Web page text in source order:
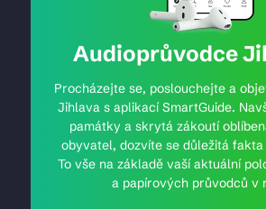
Audioprůvodce
Procházejte se, poslouchejte a
Jihlava s aplikací SmartGuide.
památky a skrytá zákoutí
obyvatel, dozvíte se důležitá fakta
To vše na základě vaší aktuální
a papírových průvodců v